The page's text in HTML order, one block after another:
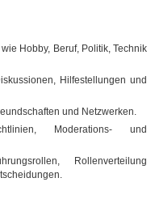
Hobby, Beruf, Politik, Technik
Hilfestellungen und
und Netzwerken.
Moderations‑ und
Rollenverteilung